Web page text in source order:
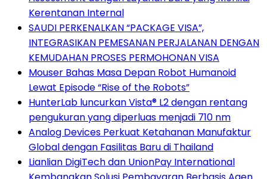
Kerentanan Internal
SAUDI PERKENALKAN “PACKAGE VISA”,
INTEGRASIKAN PEMESANAN PERJALANAN DENGAN
KEMUDAHAN PROSES PERMOHONAN VISA
Mouser Bahas Masa Depan Robot Humanoid
Lewat Episode “Rise of the Robots”
HunterLab luncurkan Vista® L2 dengan rentang
pengukuran yang diperluas menjadi 710 nm
Analog Devices Perkuat Ketahanan Manufaktur
Global dengan Fasilitas Baru di Thailand
Lianlian DigiTech dan UnionPay International